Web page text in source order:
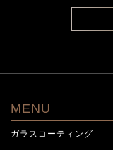
MENU
ガラスコーティング